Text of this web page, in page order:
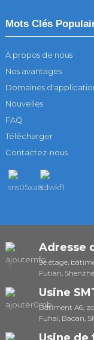
Mots Clés
À propos de nous
Nos avantages
Domaines
Nouvelles
FAQ
Télécharger
Contactez-nous
Adresse
9e étage,
Futian,
Usine
Bâtiment A6,
Fuhai, Baoan,